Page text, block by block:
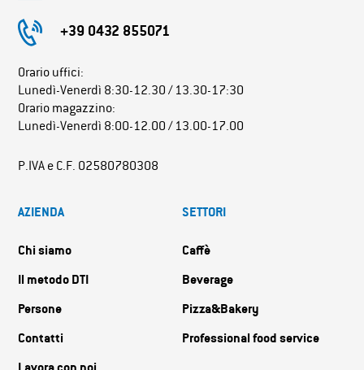
+39 0432 855071
Orario uffici:
Lunedì-Venerdì 8:30-12.30 / 13.30-17:30
Orario magazzino:
Lunedì-Venerdì 8:00-12.00 / 13.00-17.00
P.IVA e C.F. 02580780308
AZIENDA
Chi siamo
Il metodo DTI
Persone
Contatti
SETTORI
Caffè
Beverage
Pizza&Bakery
Professional food service